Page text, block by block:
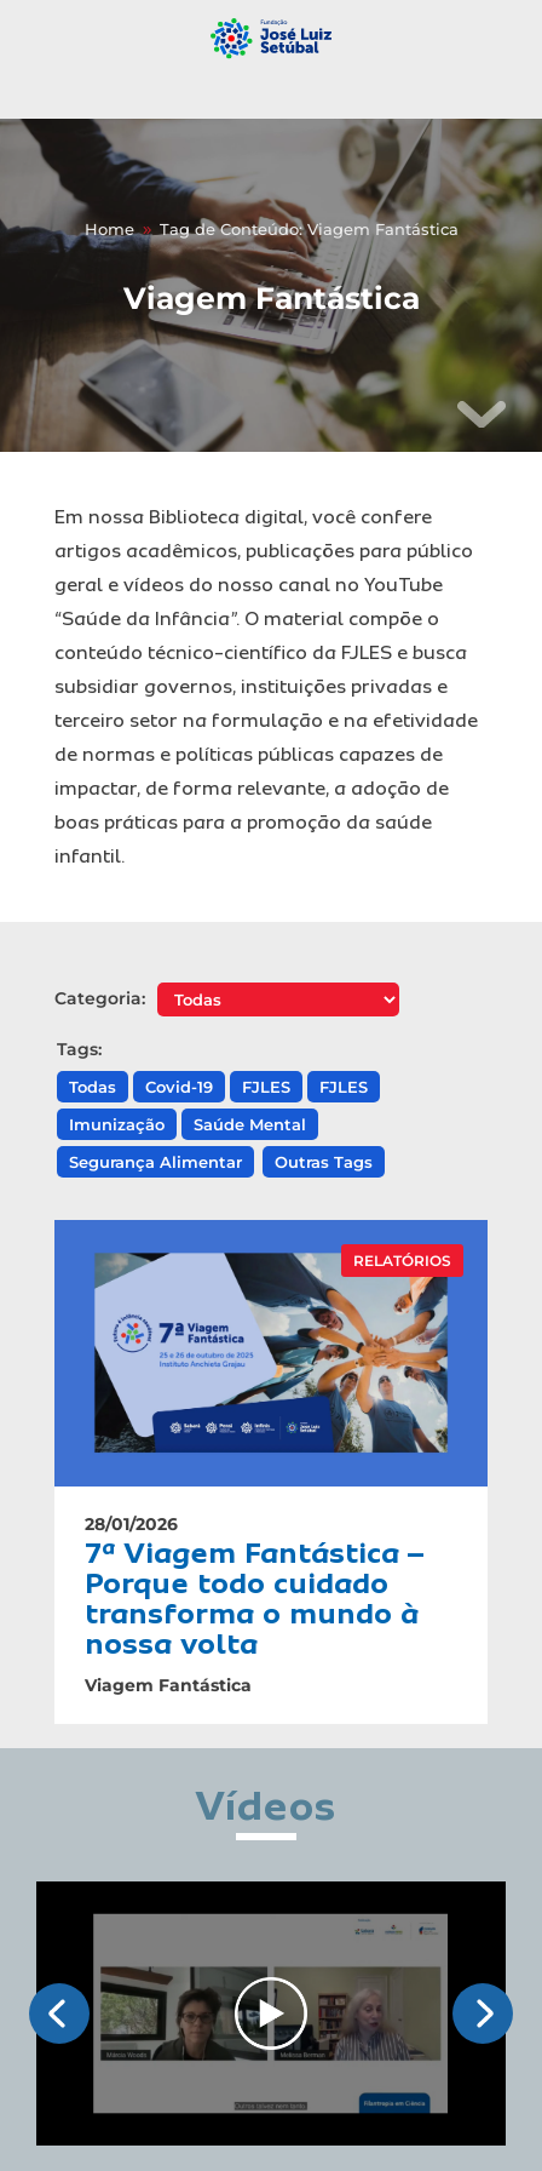
Home 9 Tag de Conteúdo: Viagem Fantástica
Viagem Fantástica
Em nossa Biblioteca digital, você confere
artigos acadêmicos, publicações para público
geral e vídeos do nosso canal no YouTube
“Saúde da Infância”. O material compõe o
conteúdo técnico-científico da FJLES e busca
subsidiar governos, instituições privadas e
terceiro setor na formulação e na efetividade
de normas e políticas públicas capazes de
impactar, de forma relevante, a adoção de
boas práticas para a promoção da saúde
infantil.
Categoria:
Tags:
Todas Covid-19 FJLES
FJLES
Imunização
Saúde Mental
Segurança Alimentar
Outras Tags
RELATÓRIOS
28/01/2026
7ª Viagem Fantástica –
Porque todo cuidado
transforma o mundo à
nossa volta
Viagem Fantástica
Vídeos